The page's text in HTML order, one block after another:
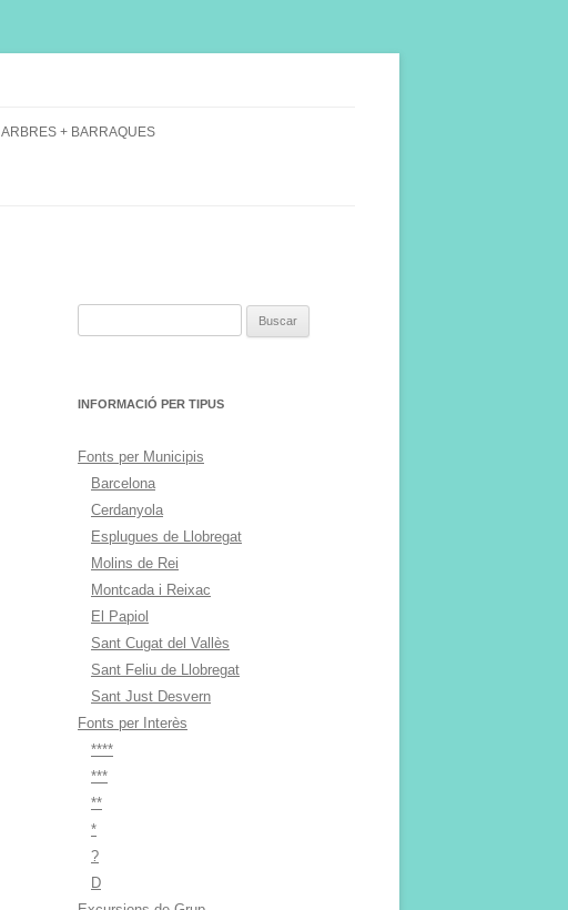
ARBRES + BARRAQUES
INFORMACIÓ PER TIPUS
Fonts per Municipis
Barcelona
Cerdanyola
Esplugues de Llobregat
Molins de Rei
Montcada i Reixac
El Papiol
Sant Cugat del Vallès
Sant Feliu de Llobregat
Sant Just Desvern
Fonts per Interès
****
***
**
*
?
D